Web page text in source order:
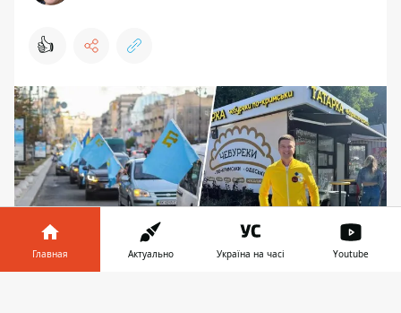
👍
Главная Актуально Україна на часі Youtube